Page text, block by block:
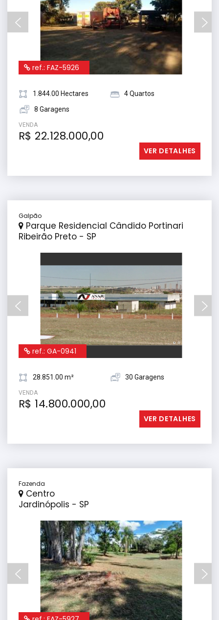
ref.: FAZ-5926
1.844.00 Hectares
4 Quartos
8 Garagens
VENDA
R$ 22.128.000,00
VER DETALHES
Galpão
Parque Residencial Cândido Portinari
Ribeirão Preto - SP
ref.: GA-0941
28.851.00 m² 30 Garagens
VENDA
R$ 14.800.000,00
VER DETALHES
Fazenda
Centro
Jardinópolis - SP